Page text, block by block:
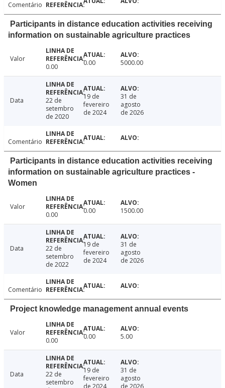
Comentário
Participants in distance education activities receiving
information on sustainable agriculture practices
Valor
0.00
0.00 5000.00
Data
22 de
setembro
de 2020
19 de
fevereiro
de 2024
31 de
agosto
de 2026
Comentário
Participants in distance education activities receiving
information on sustainable agriculture practices -
Women
Valor
0.00
0.00 1500.00
Data
22 de
setembro
de 2022
19 de
fevereiro
de 2024
31 de
agosto
de 2026
Comentário
Project knowledge management annual events
Valor
0.00
0.00 5.00
Data
22 de
setembro
19 de
fevereiro
31 de
agosto